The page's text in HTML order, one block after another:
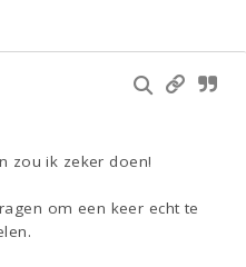
zou ik zeker doen!
om een keer echt te